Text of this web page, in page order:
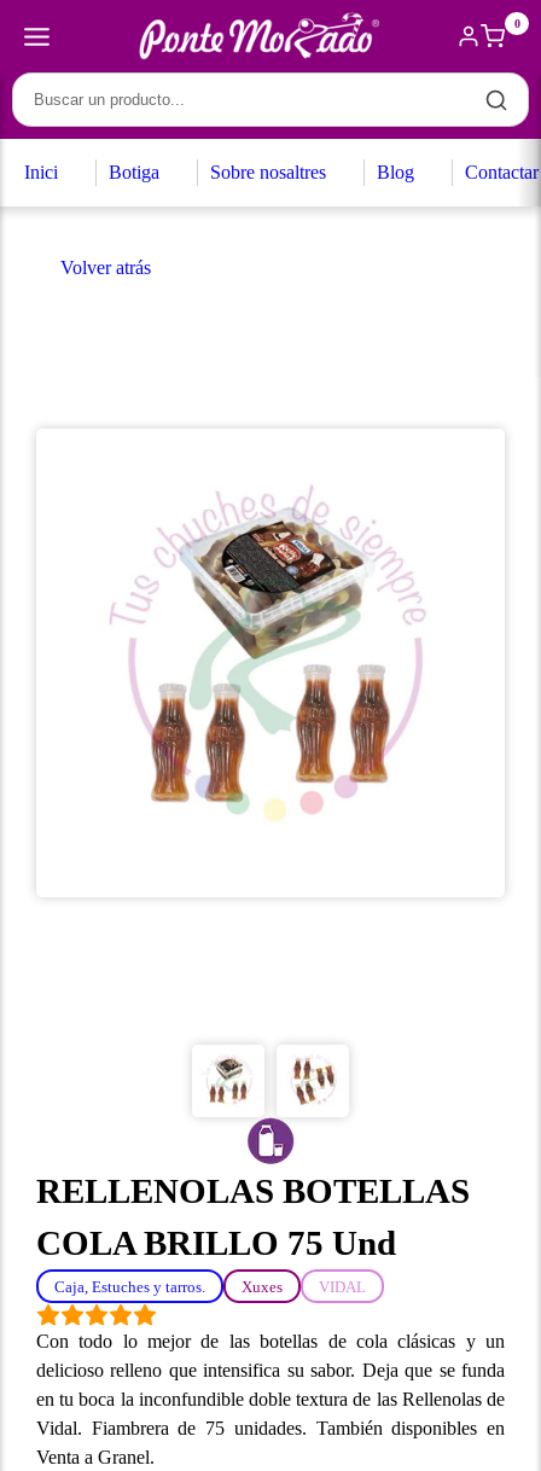
0
Inici Botiga Sobre nosaltres Blog Contactar
Volver atrás
RELLENOLAS BOTELLAS
COLA BRILLO 75 Und
Caja, Estuches y tarros. Xuxes VIDAL
Con todo lo mejor de las botellas de cola clásicas y un
delicioso relleno que intensifica su sabor. Deja que se funda
en tu boca la inconfundible doble textura de las Rellenolas de
Vidal. Fiambrera de 75 unidades. También disponibles en
Venta a Granel.